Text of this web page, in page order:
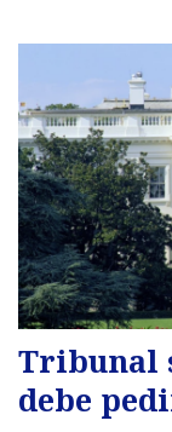
Tribunal
debe